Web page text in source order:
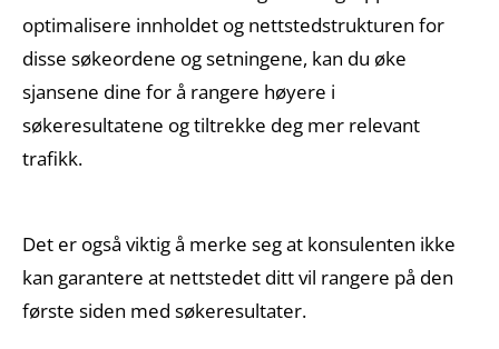
optimalisere innholdet og nettstedstrukturen for
disse søkeordene og setningene, kan du øke
sjansene dine for å rangere høyere i
søkeresultatene og tiltrekke deg mer relevant
trafikk.
Det er også viktig å merke seg at konsulenten ikke
kan garantere at nettstedet ditt vil rangere på den
første siden med søkeresultater.